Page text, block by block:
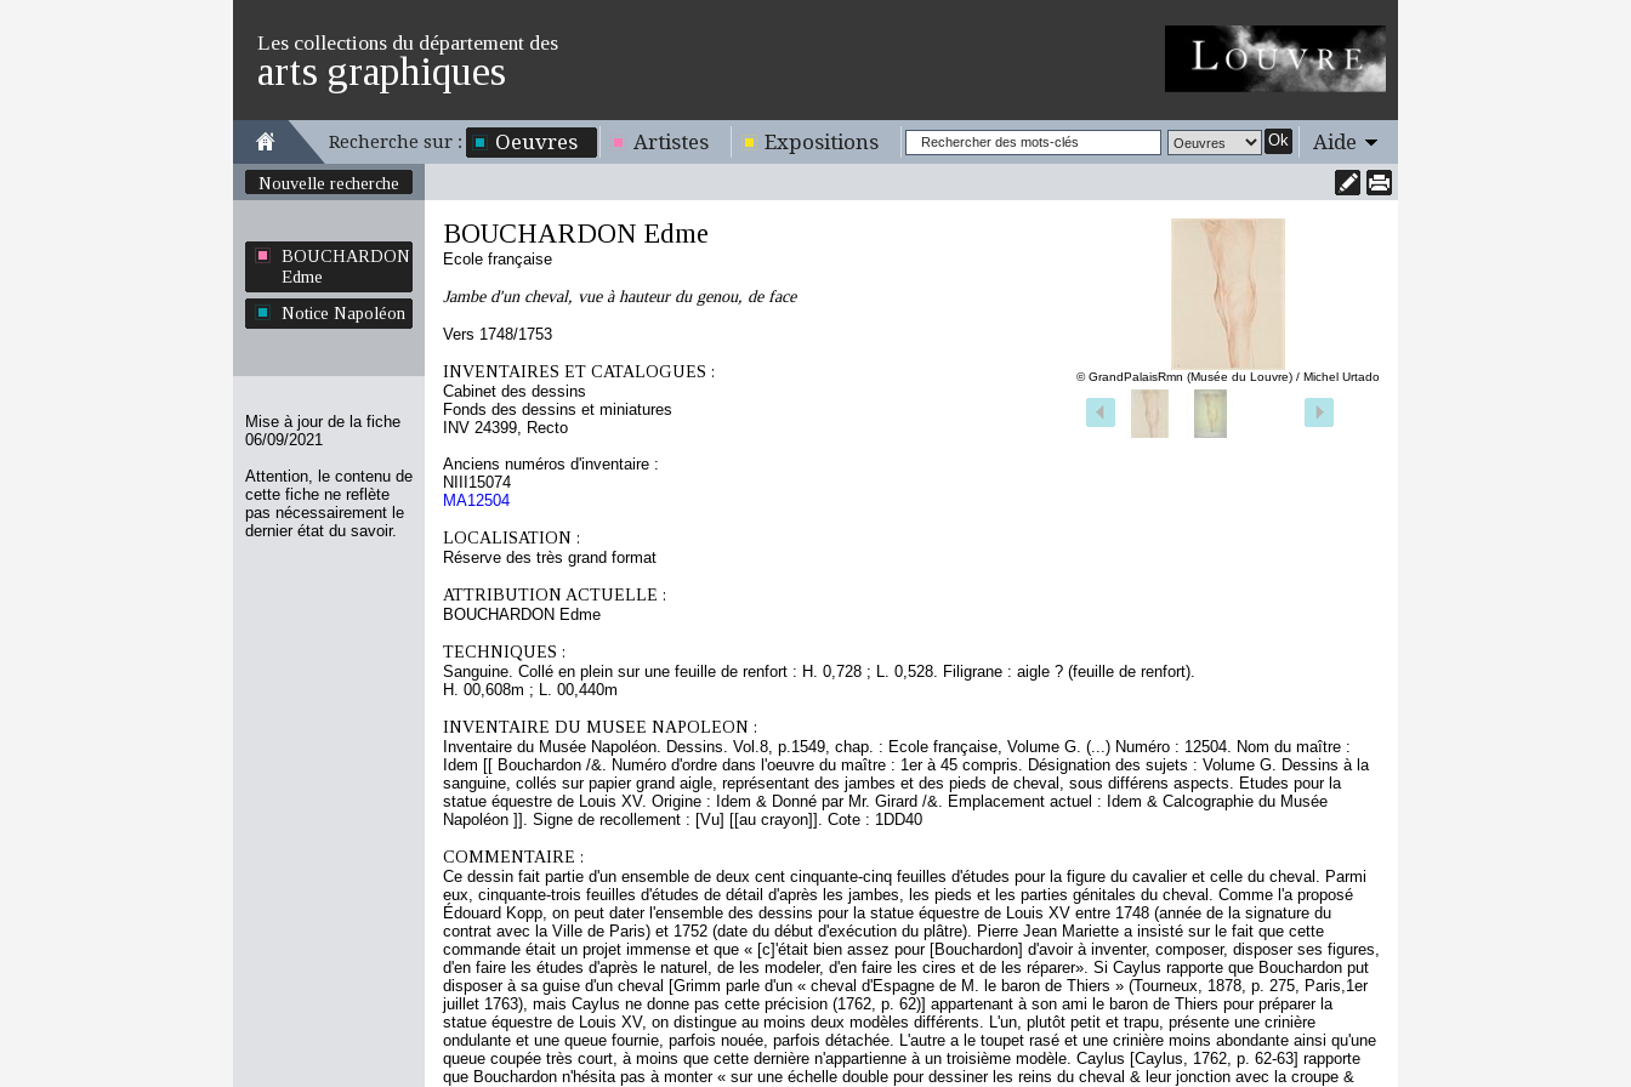
Les collections du département des
arts graphiques
Recherche sur : Oeuvres Artistes Expositions Ok Aide
Nouvelle recherche
BOUCHARDON
Edme
Notice Napoléon
Mise à jour de la fiche
06/09/2021
Attention, le contenu de
cette fiche ne reflète
pas nécessairement le
dernier état du savoir.
© GrandPalaisRmn (Musée du Louvre) / Michel Urtado
BOUCHARDON Edme
Ecole française
Jambe d'un cheval, vue à hauteur du genou, de face
Vers 1748/1753
INVENTAIRES ET CATALOGUES :
Cabinet des dessins
Fonds des dessins et miniatures
INV 24399, Recto
Anciens numéros d'inventaire :
NIII15074
MA12504
LOCALISATION :
Réserve des très grand format
ATTRIBUTION ACTUELLE :
BOUCHARDON Edme
TECHNIQUES :
Sanguine. Collé en plein sur une feuille de renfort : H. 0,728 ; L. 0,528. Filigrane : aigle ? (feuille de renfort).
H. 00,608m ; L. 00,440m
INVENTAIRE DU MUSEE NAPOLEON :
Inventaire du Musée Napoléon. Dessins. Vol.8, p.1549, chap. : Ecole française, Volume G. (...) Numéro : 12504. Nom du maître :
Idem [[ Bouchardon /&. Numéro d'ordre dans l'oeuvre du maître : 1er à 45 compris. Désignation des sujets : Volume G. Dessins à la
sanguine, collés sur papier grand aigle, représentant des jambes et des pieds de cheval, sous différens aspects. Etudes pour la
statue équestre de Louis XV. Origine : Idem & Donné par Mr. Girard /&. Emplacement actuel : Idem & Calcographie du Musée
Napoléon ]]. Signe de recollement : [Vu] [[au crayon]]. Cote : 1DD40
COMMENTAIRE :
Ce dessin fait partie d'un ensemble de deux cent cinquante-cinq feuilles d'études pour la figure du cavalier et celle du cheval. Parmi
eux, cinquante-trois feuilles d'études de détail d'après les jambes, les pieds et les parties génitales du cheval. Comme l'a proposé
Édouard Kopp, on peut dater l'ensemble des dessins pour la statue équestre de Louis XV entre 1748 (année de la signature du
contrat avec la Ville de Paris) et 1752 (date du début d'exécution du plâtre). Pierre Jean Mariette a insisté sur le fait que cette
commande était un projet immense et que « [c]'était bien assez pour [Bouchardon] d'avoir à inventer, composer, disposer ses figures,
d'en faire les études d'après le naturel, de les modeler, d'en faire les cires et de les réparer». Si Caylus rapporte que Bouchardon put
disposer à sa guise d'un cheval [Grimm parle d'un « cheval d'Espagne de M. le baron de Thiers » (Tourneux, 1878, p. 275, Paris,1er
juillet 1763), mais Caylus ne donne pas cette précision (1762, p. 62)] appartenant à son ami le baron de Thiers pour préparer la
statue équestre de Louis XV, on distingue au moins deux modèles différents. L'un, plutôt petit et trapu, présente une crinière
ondulante et une queue fournie, parfois nouée, parfois détachée. L'autre a le toupet rasé et une crinière moins abondante ainsi qu'une
queue coupée très court, à moins que cette dernière n'appartienne à un troisième modèle. Caylus [Caylus, 1762, p. 62-63] rapporte
que Bouchardon n'hésita pas à monter « sur une échelle double pour dessiner les reins du cheval & leur jonction avec la croupe &